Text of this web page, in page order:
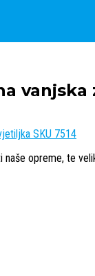
vanjska
opreme, te